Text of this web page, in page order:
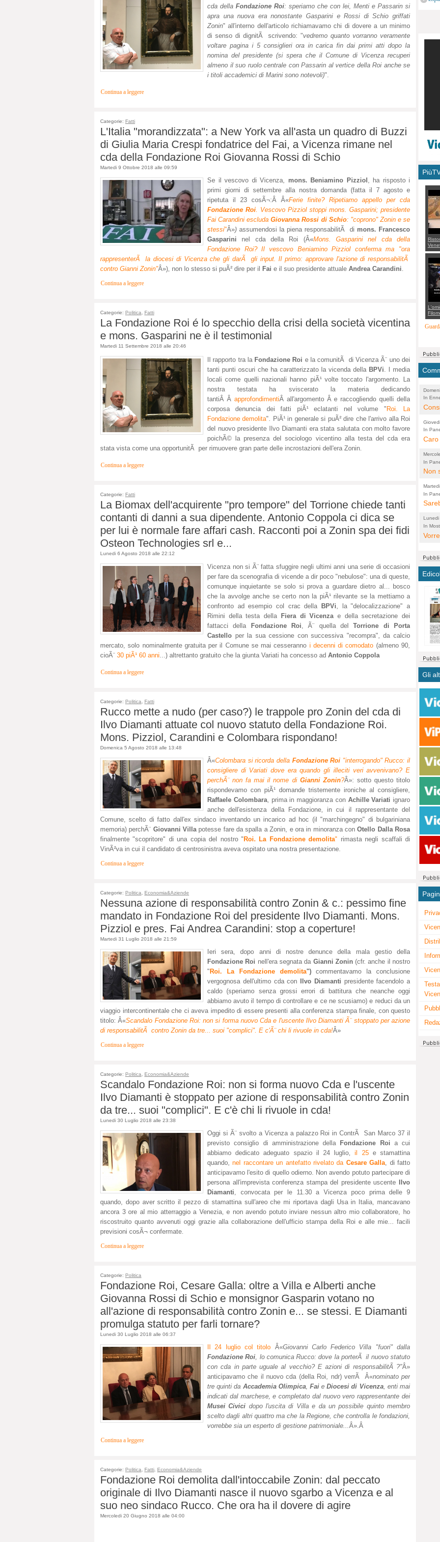
cda della Fondazione Roi: speriamo che con lei, Menti e Passarin si
apra una nuova era nonostante Gasparini e Rossi di Schio griffati
Zonin" all'interno dell'articolo richiamavamo chi di dovere a un minimo
di senso di dignitÃ scrivendo: "vedremo quanto vorranno veramente
voltare pagina i 5 consiglieri ora in carica fin dai primi atti dopo la
nomina del presidente (si spera che il Comune di Vicenza recuperi
almeno il suo ruolo centrale con Passarin al vertice della Roi anche se
i titoli accademici di Marini sono notevoli)".
Continua a leggere
Categorie: Fatti
L'Italia "morandizzata": a New York va all'asta un quadro di Buzzi
di Giulia Maria Crespi fondatrice del Fai, a Vicenza rimane nel
cda della Fondazione Roi Giovanna Rossi di Schio
Martedi 9 Ottobre 2018 alle 09:59
Se il vescovo di Vicenza, mons. Beniamino Pizziol , ha risposto i
primi giorni di settembre alla nostra domanda (fatta il 7 agosto e
ripetuta il 23 cosÃ¬:Â Â«Ferie finite? Ripetiamo appello per cda
Fondazione Roi. Vescovo Pizziol stoppi mons. Gasparini; presidente
Fai Carandini escludaGiovanna Rossi di Schio: "coprono" Zonin e se
stessi"Â») assumendosi la piena responsabilitÃ di mons. Francesco
Gasparini nel cda della Roi (Â«Mons. Gasparini nel cda della
Fondazione Roi? Il vescovo Beniamino Pizziol conferma ma "ora
rappresenterÃ la diocesi di Vicenza che gli darÃ gli input. Il primo: approvare l'azione di responsabilitÃ
contro Gianni Zonin"Â»), non lo stesso si puÃ² dire per il Fai e il suo presidente attuale Andrea Carandini.
Continua a leggere
Categorie: Politica, Fatti
La Fondazione Roi é lo specchio della crisi della società vicentina
e mons. Gasparini ne è il testimonial
Martedi 11 Settembre 2018 alle 20:46
Il rapporto tra la Fondazione Roi e la comunitÃ di Vicenza Ã¨ uno dei
tanti punti oscuri che ha caratterizzato la vicenda della BPVi . I media
locali come quelli nazionali hanno piÃ¹ volte toccato l'argomento. La
nostra testata ha sviscerato la materia dedicando
tantiÂ Â approfondimentiÂ all'argomento Â e raccogliendo quelli della
corposa denuncia dei fatti piÃ¹ eclatanti nel volume " Roi. La
Fondazione demolita". PiÃ¹ in generale si puÃ² dire che l'arrivo alla Roi
del nuovo presidente Ilvo Diamanti era stata salutata con molto favore
poichÃ© la presenza del sociologo vicentino alla testa del cda era
stata vista come una opportunitÃ per rimuovere gran parte delle incrostazioni dell'era Zonin.
Continua a leggere
Categorie: Fatti
La Biomax dell'acquirente "pro tempore" del Torrione chiede tanti
contanti di danni a sua dipendente. Antonio Coppola ci dica se
per lui è normale fare affari cash. Racconti poi a Zonin spa dei fidi
Osteon Technologies srl e...
Lunedi 6 Agosto 2018 alle 22:12
Vicenza non si Ã¨ fatta sfuggire negli ultimi anni una serie di occasioni
per fare da scenografia di vicende a dir poco "nebulose": una di queste,
comunque inquietante se solo si prova a guardare dietro al... bosco
che la avvolge anche se certo non la piÃ¹ rilevante se la mettiamo a
confronto ad esempio col crac della BPVi, la "delocalizzazione" a
Rimini della testa della Fiera di Vicenzae della secretazione dei
fattacci della
Fondazione Roi, Ã¨ quella delTorrione di Porta
Castello per la sua cessione con successiva "recompra", da calcio
mercato, solo nominalmente gratuita per il Comune se mai cesseranno i decenni di comodato (almeno 90,
cioÃ¨ 30 piÃ¹ 60 anni...) altrettanto gratuito che la giunta Variati ha concesso ad Antonio Coppola
Continua a leggere
Categorie: Politica, Fatti
Rucco mette a nudo (per caso?) le trappole pro Zonin del cda di
Ilvo Diamanti attuate col nuovo statuto della Fondazione Roi.
Mons. Pizziol, Carandini e Colombara rispondano!
Domenica 5 Agosto 2018 alle 13:48
Â«Colombara si ricorda della Fondazione Roi "interrogando" Rucco: il
consigliere di Variati dove era quando gli illeciti veri avvenivano? E
perchÃ¨ non fa mai il nome di Gianni Zonin?Â»: sotto questo titolo
rispondevamo con piÃ¹ domande tristemente ironiche al consigliere,
Raffaele Colombara, prima in maggioranza con Achille Variati ignaro
anche dell'esistenza della Fondazione, in cui il rappresentante del
Comune, scelto di fatto dall'ex sindaco inventando un incarico ad hoc (il "marchingegno" di bulgariniana
memoria) perchÃ¨ Giovanni Villapotesse fare da spalla a Zonin, e ora in minoranza conOtello Dalla Rosa
finalmente "scopritore" di una copia del nostro " Roi. La Fondazione demolita" rimasta negli scaffali di
VinÃ²va in cui il candidato di centrosinistra aveva ospitato una nostra presentazione.
Continua a leggere
Categorie: Politica, Economia&Aziende
Nessuna azione di responsabilità contro Zonin & c.: pessimo fine
mandato in Fondazione Roi del presidente Ilvo Diamanti. Mons.
Pizziol e pres. Fai Andrea Carandini: stop a coperture!
Martedi 31 Luglio 2018 alle 21:59
Ieri sera, dopo anni di nostre denunce della mala gestio della
Fondazione Roi nell'era segnata da Gianni Zonin(cfr. anche il nostro
" Roi. La Fondazione demolita")commentavamo la conclusione
vergognosa dell'ultimo cda con
Ilvo Diamanti presidente facendolo a
caldo (speriamo senza grossi errori di battitura che neanche oggi
abbiamo avuto il tempo di controllare e ce ne scusiamo) e reduci da un
viaggio intercontinentale che ci aveva impedito di essere presenti alla conferenza stampa finale, con questo
titolo: Â«Scandalo Fondazione Roi: non si forma nuovo Cda e l'uscente Ilvo Diamanti Ã¨ stoppato per azione
di responsabilitÃ contro Zonin da tre... suoi "complici". E c'Ã¨ chi li rivuole in cda!Â»
Continua a leggere
Categorie: Politica, Economia&Aziende
Scandalo Fondazione Roi: non si forma nuovo Cda e l'uscente
Ilvo Diamanti è stoppato per azione di responsabilità contro Zonin
da tre... suoi "complici". E c'è chi li rivuole in cda!
Lunedi 30 Luglio 2018 alle 23:38
Oggi si Ã¨ svolto a Vicenza a palazzo Roi in ContrÃ San Marco 37 il
previsto consiglio di amministrazione della Fondazione Roi a cui
abbiamo dedicato adeguato spazio il 24 luglio,il 25e stamattina
quando,nel raccontare un antefatto rivelato da Cesare Galla, di fatto
anticipavamo l'esito di quello odierno. Non avendo potuto partecipare di
persona all'imprevista conferenza stampa del presidente uscente
Ilvo
Diamanti, convocata per le 11.30 a Vicenza poco prima delle 9
quando, dopo aver scritto il pezzo di stamattina sull'areo che mi riportava dagli Usa in Italia, mancavano
ancora 3 ore al mio atterraggio a Venezia, e non avendo potuto inviare nessun altro mio collaboratore, ho
riscostruito quanto avvenuti oggi grazie alla collaborazione dell'ufficio stampa della Roi e alle mie... facili
previsioni cosÃ¬ confermate.
Continua a leggere
Categorie: Politica
Fondazione Roi, Cesare Galla: oltre a Villa e Alberti anche
Giovanna Rossi di Schio e monsignor Gasparin votano no
all'azione di responsabilità contro Zonin e... se stessi. E Diamanti
promulga statuto per farli tornare?
Lunedi 30 Luglio 2018 alle 06:37
Il 24 luglio col titolo Â«Giovanni Carlo Federico Villa "fuori" dalla
Fondazione Roi, lo comunica Rucco: dove la porterÃ il nuovo statuto
con cda in parte uguale al vecchio? E azioni di responsabilitÃ ?"Â»
anticipavamo che il nuovo cda (della Roi, ndr) verrÃ Â«nominato per
tre quinti da Accademia Olimpica, FaieDiocesi di Vicenza, enti mai
indicati dal marchese, e completato dal nuovo vero rappresentante dei
Musei Civici dopo l'uscita di Villa e da un possibile quinto membro
scelto dagli altri quattro ma che la Regione, che controlla le fondazioni,
vorrebbe sia un esperto di gestione patrimoniale...Â».Â
Continua a leggere
Categorie: Politica, Fatti, Economia&Aziende
Fondazione Roi demolita dall'intoccabile Zonin: dal peccato
originale di Ilvo Diamanti nasce il nuovo sgarbo a Vicenza e al
suo neo sindaco Rucco. Che ora ha il dovere di agire
Mercoledi 20 Giugno 2018 alle 04:00
con
In
per
che
qui
PER
In
Caro
sono
(non
dal
Ora
la
ma
pace
fatto
In
Non
la
a
dei
In
città,
In
di
e
alta
Gli